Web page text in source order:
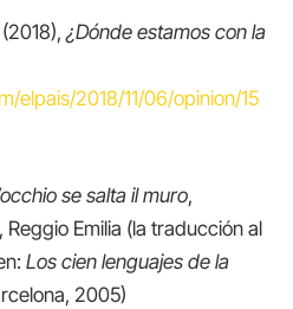
(2018),¿Dónde estamos con la
elpais/2018/11/06/opinion/15
se salta il muro,
Reggio Emilia (la traducción al
Los cien lenguajes de la
2005)